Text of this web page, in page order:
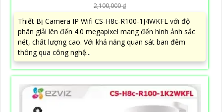
2,100,000 ₫
Thiết Bị Camera IP Wifi CS-H8c-R100-1J4WKFL với độ
phân giải lên đến 4.0 megapixel mang đến hình ảnh sắc
nét, chất lượng cao. Với khả năng quan sát ban đêm
thông qua công nghệ...